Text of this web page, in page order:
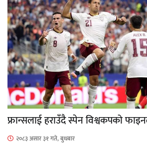
फ्रान्सलाई हराउँदै स्पेन विश्वकपको
२०८३ असार ३१ गते, बुधबार